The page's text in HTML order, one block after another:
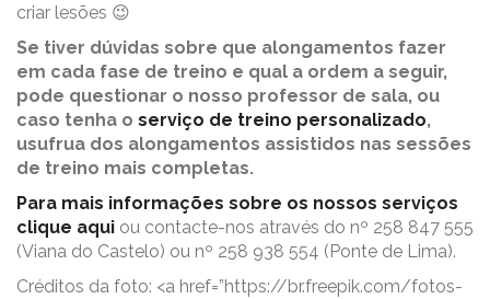
criar lesões 😉
Se tiver dúvidas sobre que alongamentos fazer
em cada fase de treino e qual a ordem a seguir,
pode questionar o nosso professor de sala, ou
caso tenha o serviço de treino personalizado,
usufrua dos alongamentos assistidos nas sessões
de treino mais completas.
Para mais informações sobre os nossos serviços
clique aqui ou contacte-nos através do nº 258 847 555
(Viana do Castelo) ou nº 258 938 554 (Ponte de Lima).
Créditos da foto: <a href=”https://br.freepik.com/fotos-